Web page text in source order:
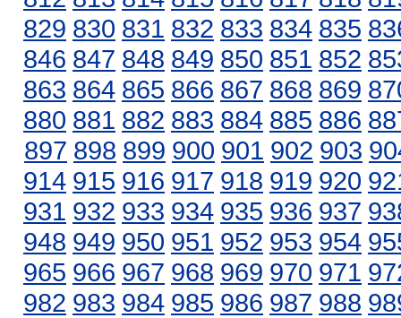
829 830 831 832 833 834 835
846 847 848 849 850 851 852
863 864 865 866 867 868 869
880 881 882 883 884 885 886
897 898 899 900 901 902 903
914 915 916 917 918 919 920
931 932 933 934 935 936 937
948 949 950 951 952 953 954
965 966 967 968 969 970 971
982 983 984 985 986 987 988